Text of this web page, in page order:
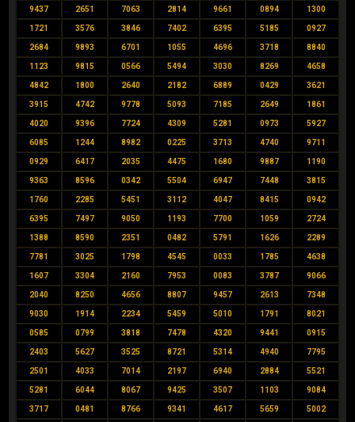
9437 2651 7063 2814 9661 0894 1300
1721 3576 3846 7402 6395 5185 0927
2684 9893 6701 1055 4696 3718 8840
1123 9815 0566 5494 3030 8269 4658
4842 1800 2640 2182 6889 0429 3621
3915 4742 9778 5093 7185 2649 1861
4020 9396 7724 4309 5281 0973 5927
6085 1244 8982 0225 3713 4740 9711
0929 6417 2035 4475 1680 9887 1190
9363 8596 0342 5504 6947 7448 3815
1760 2285 5451 3112 4047 8415 0942
6395 7497 9050 1193 7700 1059 2724
1388 8590 2351 0482 5791 1626 2289
7781 3025 1798 4545 0033 1785 4638
1607 3304 2160 7953 0083 3787 9066
2040 8250 4656 8807 9457 2613 7348
9030 1914 2234 5459 5010 1791 8021
0585 0799 3818 7478 4320 9441 0915
2403 5627 3525 8721 5314 4940 7795
2501 4033 7014 2197 6940 2884 5521
5281 6044 8067 9425 3507 1103 9084
3717 0481 8766 9341 4617 5659 5002